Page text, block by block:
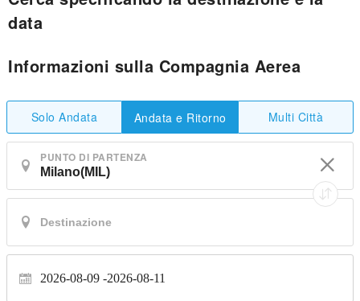
data
Informazioni sulla Compagnia Aerea
Solo Andata Andata e Ritorno Multi Città
PUNTO DI PARTENZA
2026-08-09 2026-08-11